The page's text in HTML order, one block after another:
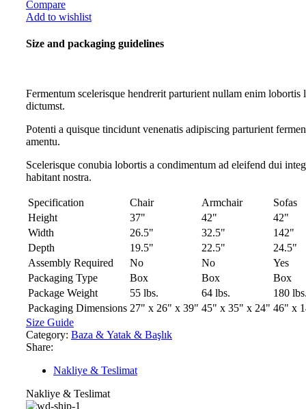
Compare
Add to wishlist
Size and packaging guidelines
Fermentum scelerisque hendrerit parturient nullam enim lobortis
dictumst.
Potenti a quisque tincidunt venenatis adipiscing parturient
amentu.
Scelerisque conubia lobortis a condimentum ad eleifend dui
habitant nostra.
Specification Chair Armchair
Sofas
Height
37" 42"
42"
Width
26.5" 32.5"
142"
Depth
19.5" 22.5"
24.5"
Assembly Required
No No
Yes
Packaging Type
Box Box
Box
Package Weight
55 lbs. 64 lbs.
180
Packaging Dimensions 27" x 26" x 39" 45" x 35" x 24" 46" x
Size Guide
Category: Baza & Yatak & Başlık
Share:
Nakliye & Teslimat
Nakliye & Teslimat